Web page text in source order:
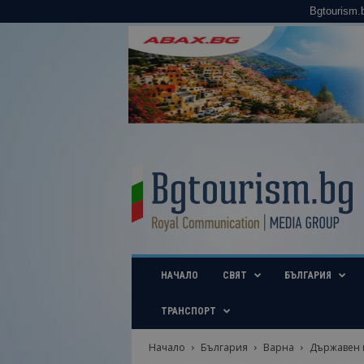
u
i
b
НАЧАЛО СВЯТ БЪЛГАРИЯ
ТРАНСПОРТ
Начало България Варна
Държавен